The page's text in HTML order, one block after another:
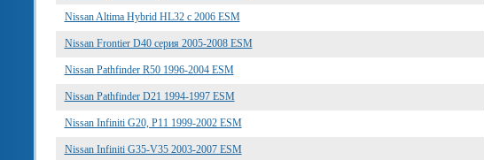
Nissan Altima Hybrid HL32 c 2006 ESM
Nissan Frontier D40 серия 2005-2008 ESM
Nissan Pathfinder R50 1996-2004 ESM
Nissan Pathfinder D21 1994-1997 ESM
Nissan Infiniti G20, P11 1999-2002 ESM
Nissan Infiniti G35-V35 2003-2007 ESM